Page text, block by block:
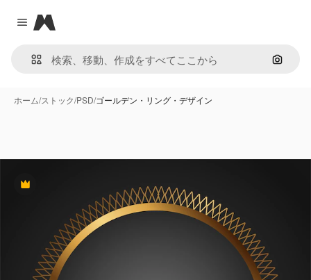
Close menu
Magnific
画像で
ホーム/ストック/PSD/ゴールデン・リング・デザイン
Premium